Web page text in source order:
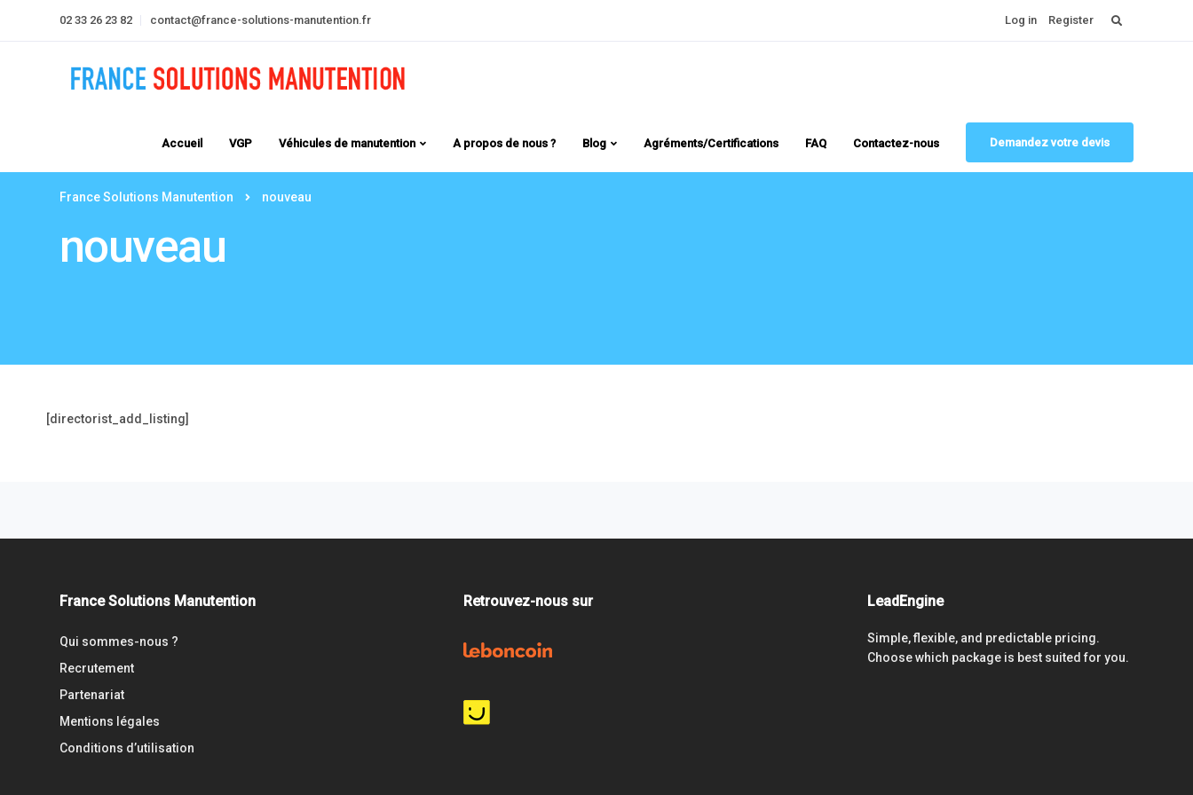
Log in Register Rechercher :
02 33 26 23 82 contact@france-solutions-manutention.fr
Accueil VGP Véhicules de manutention A propos de nous ? Blog Agréments/Certifications FAQ Contactez-nous Demandez votre devis
France Solutions Manutention nouveau
nouveau
[directorist_add_listing]
France Solutions Manutention
Qui sommes-nous ?
Recrutement
Partenariat
Mentions légales
Conditions d’utilisation
Retrouvez-nous sur LeadEngine
Simple, flexible, and predictable pricing.
Choose which package is best suited for you.